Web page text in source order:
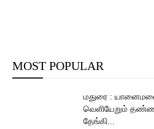
MOST POPULAR
மதுரை :
வெளியேறும்
தேங்கி...